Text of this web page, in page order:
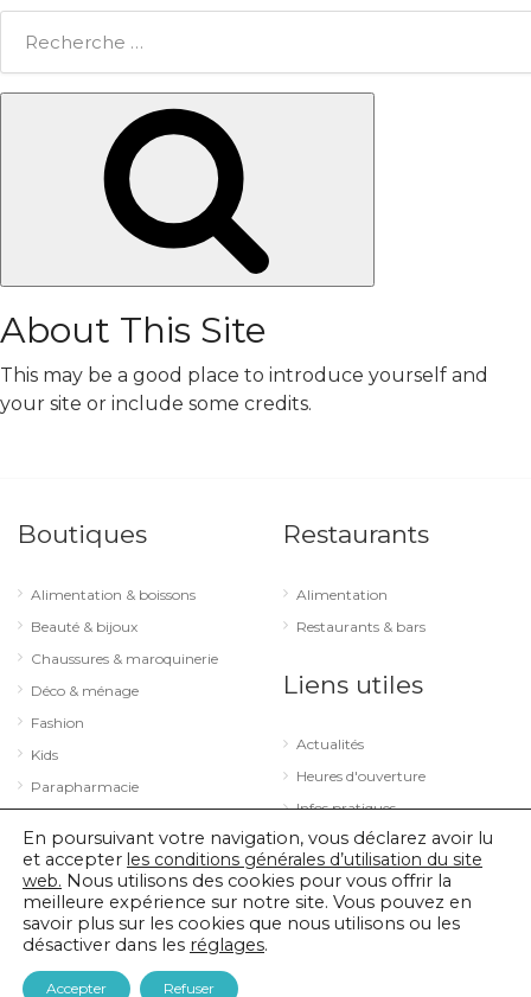
About This Site
This may be a good place to introduce yourself and
your site or include some credits.
Boutiques
Alimentation & boissons
Beauté & bijoux
Chaussures & maroquinerie
Déco & ménage
Fashion
Kids
Parapharmacie
Sport & loisirs
Technologie & optique
Restaurants
Alimentation
Restaurants & bars
Liens utiles
Actualités
Heures d'ouverture
Infos pratiques
© 2026 City Concorde |Mentions légales
En poursuivant votre navigation, vous déclarez avoir lu
et accepter les conditions générales d’utilisation du site
web. Nous utilisons des cookies pour vous offrir la
meilleure expérience sur notre site. Vous pouvez en
savoir plus sur les cookies que nous utilisons ou les
désactiver dans les réglages.
Accepter Refuser